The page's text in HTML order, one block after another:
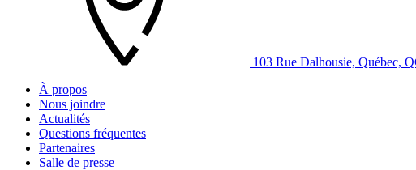
103 Rue Dalhousie, Québec,
À propos
Nous joindre
Actualités
Questions fréquentes
Partenaires
Salle de presse